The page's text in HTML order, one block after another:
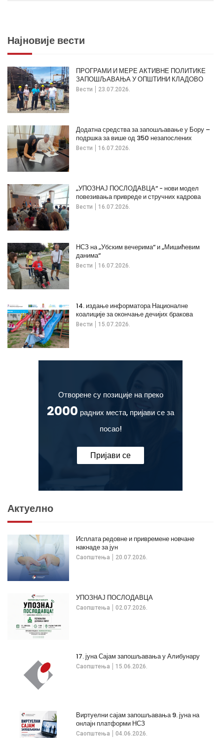
Најновије вести
Вести 23.07.2026.
ПРОГРАМИ И МЕРЕ АКТИВНЕ ПОЛИТИКЕ
ЗАПОШЉАВАЊА У ОПШТИНИ КЛАДОВО
Вести 16.07.2026.
Додатна средства за запошљавање у Бору –
подршка за више од 350 незапослених
Вести 16.07.2026.
„УПОЗНАЈ ПОСЛОДАВЦА“ - нови модел
повезивања привреде и стручних кадрова
Вести 16.07.2026.
НСЗ на „Убским вечерима“ и „Мишићевим
данима“
Вести 15.07.2026.
14. издање информатора Националне
коалиције за окончање дечијих бракова
Отворене су позиције на преко
2000 радних места, пријави се за
посао!
Пријави се
Актуелно
Саопштења 20.07.2026.
Исплата редовне и привремене новчане
накнаде за јун
Саопштења 02.07.2026.
УПОЗНАЈ ПОСЛОДАВЦА
Саопштења 15.06.2026.
17. јуна Сајам запошљавања у Алибунару
Саопштења 04.06.2026.
Виртуелни сајам запошљавања 9. јуна на
онлајн платформи НСЗ